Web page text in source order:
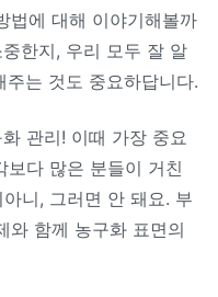
법에 대해 이야기해볼까
한지, 우리 모두 잘 알
는 것도 중요하답니다.
관리! 이때 가장 중요
보다 많은 분들이 거친
니, 그러면 안 돼요. 부
와 함께 농구화 표면의